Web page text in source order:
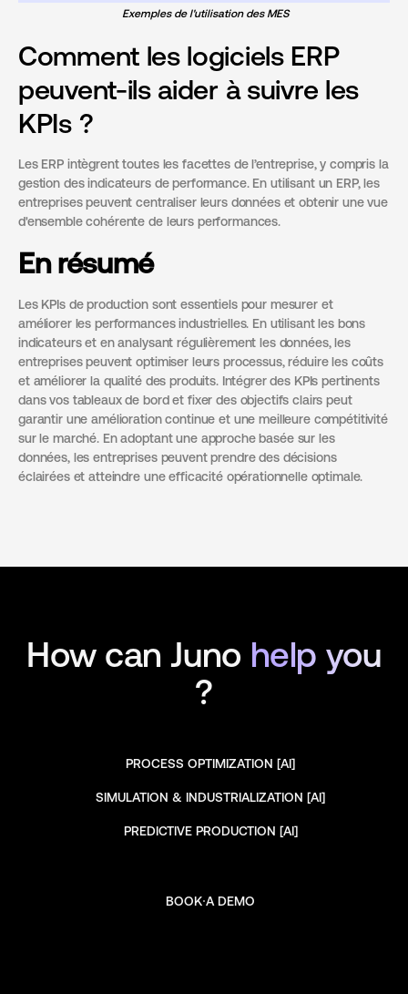
Exemples de l'utilisation des MES
Comment les logiciels ERP
peuvent-ils aider à suivre les
KPIs ?
Les ERP intègrent toutes les facettes de l’entreprise, y compris la
gestion des indicateurs de performance. En utilisant un ERP, les
entreprises peuvent centraliser leurs données et obtenir une vue
d'ensemble cohérente de leurs performances.
En résumé
Les KPIs de production sont essentiels pour mesurer et
améliorer les performances industrielles. En utilisant les bons
indicateurs et en analysant régulièrement les données, les
entreprises peuvent optimiser leurs processus, réduire les coûts
et améliorer la qualité des produits. Intégrer des KPIs pertinents
dans vos tableaux de bord et fixer des objectifs clairs peut
garantir une amélioration continue et une meilleure compétitivité
sur le marché. En adoptant une approche basée sur les
données, les entreprises peuvent prendre des décisions
éclairées et atteindre une efficacité opérationnelle optimale.
How can Juno help you
?
PROCESS OPTIMIZATION [AI]
PROCESS OPTIMIZATION [AI]
SIMULATION & INDUSTRIALIZATION [AI]
SIMULATION & INDUSTRIALIZATION [AI]
PREDICTIVE PRODUCTION [AI]
PREDICTIVE PRODUCTION [AI]
BOOK A DEMO
BOOK A DEMO